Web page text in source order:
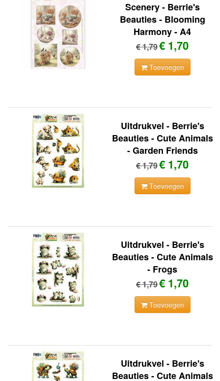
Scenery - Berrie's
Beauties - Blooming
Harmony - A4
€ 1,79€ 1,70
Toevoegen
Uitdrukvel - Berrie's
Beauties - Cute Animals
- Garden Friends
€ 1,79€ 1,70
Toevoegen
Uitdrukvel - Berrie's
Beauties - Cute Animals
- Frogs
€ 1,79€ 1,70
Toevoegen
Uitdrukvel - Berrie's
Beauties - Cute Animals